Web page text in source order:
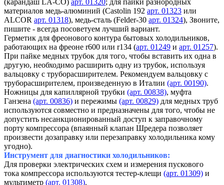
(карандаш LA-CO) арт. 01320; для пайки разнородных
материалов медь-алюминий (Castolin 192 арт. 01323 или
ALCOR арт. 01318), медь-сталь (Felder-30 арт. 01324), Звоните,
пишите - всегда посоветуем лучший вариант.
Герметик для фреонового контура бытовых холодильников,
работающих на фреоне r600 или r134 (арт. 01249 и арт. 01257).
При пайке медных трубок для того, чтобы вставить их одна в
другую, необходимо расширить одну из трубок, используя
вальцовку с труборасширителем. Рекомендуем вальцовку с
труборасширителем, произведенную в Италии (арт. 00190).
Ножницы для капиллярной трубки (арт. 00838), муфта
Ганзена (арт. 00836) и пережимы (арт. 00829) для медных труб
используются совместно и предназначены для того, чтобы не
допустить несанкционированный доступ к заправочному
порту компрессора (впаянный клапан Шредера позволяет
произвести дозаправку или перезаправку холодильника кому
угодно).
Инструмент для диагностики холодильников:
Для проверки электрических схем и измерения пускового
тока компрессора используются тестер-клещи (арт. 01309) и
мультиметр (арт. 01308).